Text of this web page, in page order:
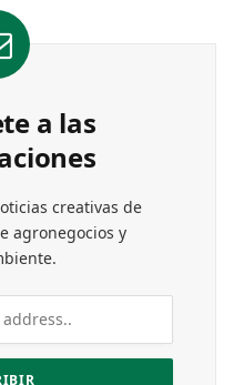
a las
creativas de
agronegocios y